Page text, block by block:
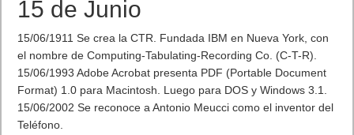
15 de Junio
15/06/1911 Se crea la CTR. Fundada IBM en Nueva York, con
el nombre de Computing-Tabulating-Recording Co. (C-T-R).
15/06/1993 Adobe Acrobat presenta PDF (Portable Document
Format) 1.0 para Macintosh. Luego para DOS y Windows 3.1.
15/06/2002 Se reconoce a Antonio Meucci como el inventor del
Teléfono.